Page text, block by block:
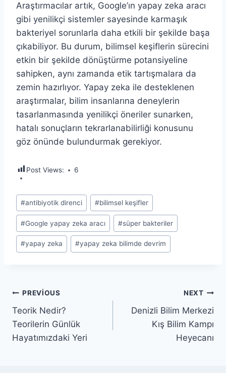
Araştırmacılar artık, Google’ın yapay zeka aracı
gibi yenilikçi sistemler sayesinde karmaşık
bakteriyel sorunlarla daha etkili bir şekilde başa
çıkabiliyor. Bu durum, bilimsel keşiflerin sürecini
etkin bir şekilde dönüştürme potansiyeline
sahipken, aynı zamanda etik tartışmalara da
zemin hazırlıyor. Yapay zeka ile desteklenen
araştırmalar, bilim insanlarına deneylerin
tasarlanmasında yenilikçi öneriler sunarken,
hatalı sonuçların tekrarlanabilirliği konusunu
göz önünde bulundurmak gerekiyor.
Post Views: 6
Post
Tags:
#antibiyotik direnci #bilimsel keşifler
#Google yapay zeka aracı #süper bakteriler
#yapay zeka #yapay zeka bilimde devrim
Yazı
gezinmesi
PREVIOUS
Teorik Nedir?
Teorilerin Günlük
Hayatımızdaki Yeri
NEXT
Denizli Bilim Merkezi
Kış Bilim Kampı
Heyecanı